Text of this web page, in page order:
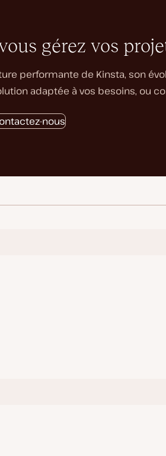
gérez vos
performante de Kinsta, son
adaptée à vos besoins, ou
nous